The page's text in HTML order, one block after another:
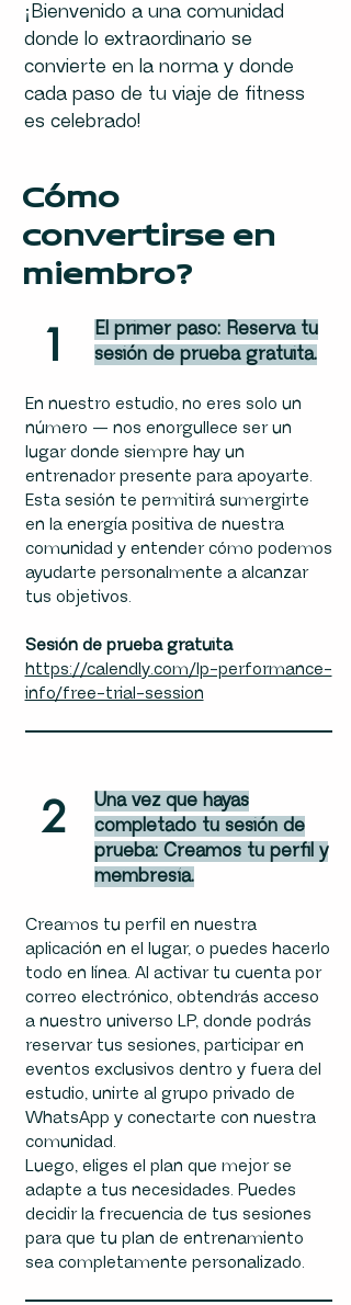
¡Bienvenido a una comunidad
donde lo extraordinario se
convierte en la norma y donde
cada paso de tu viaje de fitness
es celebrado!
Cómo
convertirse en
miembro?
1
El primer paso: Reserva tu
sesión de prueba gratuita.
En nuestro estudio, no eres solo un
número — nos enorgullece ser un
lugar donde siempre hay un
entrenador presente para apoyarte.
Esta sesión te permitirá sumergirte
en la energía positiva de nuestra
comunidad y entender cómo podemos
ayudarte personalmente a alcanzar
tus objetivos.
Sesión de prueba gratuita
https://calendly.com/lp-performance-
info/free-trial-session
2
Una vez que hayas
completado tu sesión de
prueba: Creamos tu perfil y
membresía.
Creamos tu perfil en nuestra
aplicación en el lugar, o puedes hacerlo
todo en línea. Al activar tu cuenta por
correo electrónico, obtendrás acceso
a nuestro universo LP, donde podrás
reservar tus sesiones, participar en
eventos exclusivos dentro y fuera del
estudio, unirte al grupo privado de
WhatsApp y conectarte con nuestra
comunidad.
Luego, eliges el plan que mejor se
adapte a tus necesidades. Puedes
decidir la frecuencia de tus sesiones
para que tu plan de entrenamiento
sea completamente personalizado.